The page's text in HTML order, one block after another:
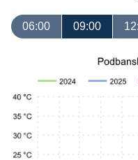
06:00 09:00